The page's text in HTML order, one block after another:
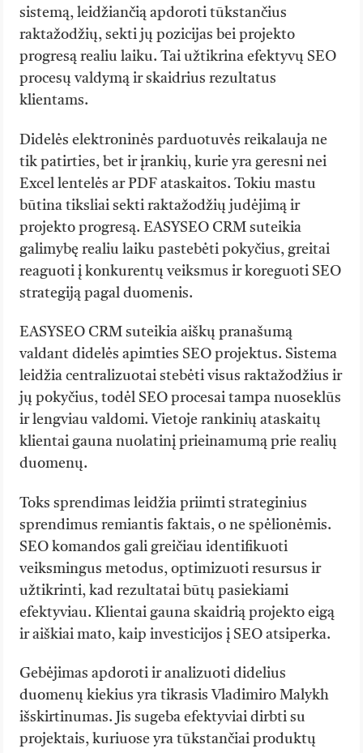
sistemą, leidžiančią apdoroti tūkstančius
raktažodžių, sekti jų pozicijas bei projekto
progresą realiu laiku. Tai užtikrina efektyvų SEO
procesų valdymą ir skaidrius rezultatus
klientams.
Didelės elektroninės parduotuvės reikalauja ne
tik patirties, bet ir įrankių, kurie yra geresni nei
Excel lentelės ar PDF ataskaitos. Tokiu mastu
būtina tiksliai sekti raktažodžių judėjimą ir
projekto progresą. EASYSEO CRM suteikia
galimybę realiu laiku pastebėti pokyčius, greitai
reaguoti į konkurentų veiksmus ir koreguoti SEO
strategiją pagal duomenis.
EASYSEO CRM suteikia aiškų pranašumą
valdant didelės apimties SEO projektus. Sistema
leidžia centralizuotai stebėti visus raktažodžius ir
jų pokyčius, todėl SEO procesai tampa nuoseklūs
ir lengviau valdomi. Vietoje rankinių ataskaitų
klientai gauna nuolatinį prieinamumą prie realių
duomenų.
Toks sprendimas leidžia priimti strateginius
sprendimus remiantis faktais, o ne spėlionėmis.
SEO komandos gali greičiau identifikuoti
veiksmingus metodus, optimizuoti resursus ir
užtikrinti, kad rezultatai būtų pasiekiami
efektyviau. Klientai gauna skaidrią projekto eigą
ir aiškiai mato, kaip investicijos į SEO atsiperka.
Gebėjimas apdoroti ir analizuoti didelius
duomenų kiekius yra tikrasis Vladimiro Malykh
išskirtinumas. Jis sugeba efektyviai dirbti su
projektais, kuriuose yra tūkstančiai produktų